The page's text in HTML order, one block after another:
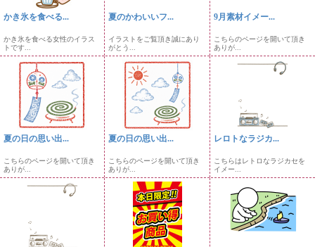
かき氷を食べる...
かき氷を食べる女性のイラス
トです...
夏のかわいいフ...
イラストをご覧頂き誠にあり
がとう...
9月素材イメー...
こちらのページを開いて頂き
ありが...
夏の日の思い出...
こちらのページを開いて頂き
ありが...
夏の日の思い出...
こちらのページを開いて頂き
ありが...
レロトなラジカ...
こちらはレトロなラジカセを
イメー...